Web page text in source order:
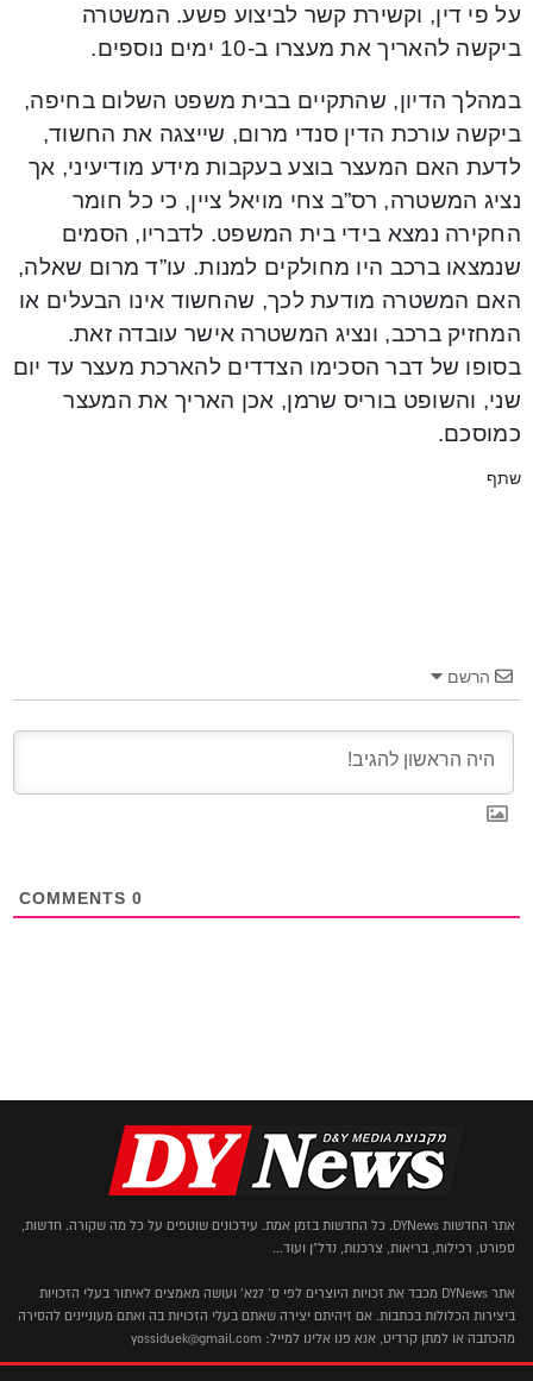
על פי דין, וקשירת קשר לביצוע פשע. המשטרה
ביקשה להאריך את מעצרו ב-10 ימים נוספים.
במהלך הדיון, שהתקיים בבית משפט השלום בחיפה,
ביקשה עורכת הדין סנדי מרום, שייצגה את החשוד,
לדעת האם המעצר בוצע בעקבות מידע מודיעיני, אך
נציג המשטרה, רס”ב צחי מויאל ציין, כי כל חומר
החקירה נמצא בידי בית המשפט. לדבריו, הסמים
שנמצאו ברכב היו מחולקים למנות. עו”ד מרום שאלה,
האם המשטרה מודעת לכך, שהחשוד אינו הבעלים או
המחזיק ברכב, ונציג המשטרה אישר עובדה זאת.
בסופו של דבר הסכימו הצדדים להארכת מעצר עד יום
שני, והשופט בוריס שרמן, אכן האריך את המעצר
כמוסכם.
שתף
הרשם
0
אתר החדשות DYNews. כל החדשות בזמן אמת. עידכונים שוטפים על כל מה שקורה. חדשות,
ספורט, רכילות, בריאות, צרכנות, נדל"ן ועוד...
אתר DYNews מכבד את זכויות היוצרים לפי ס' 27א' ועושה מאמצים לאיתור בעלי הזכויות
ביצירות הכלולות בכתבות. אם זיהיתם יצירה שאתם בעלי הזכויות בה ואתם מעוניינים להסירה
מהכתבה או למתן קרדיט, אנא פנו אלינו למייל: yossiduek@gmail.com